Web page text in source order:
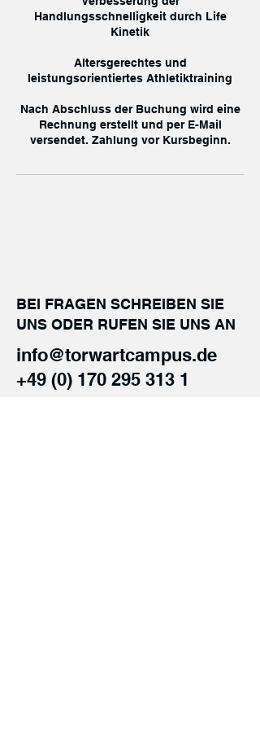
Handlungsschnelligkeit durch Life
Kinetik
Altersgerechtes und
leistungsorientiertes Athletiktraining
Nach Abschluss der Buchung wird eine
Rechnung erstellt und per E-Mail
versendet. Zahlung vor Kursbeginn.
BEI FRAGEN SCHREIBEN SIE
UNS ODER RUFEN SIE UNS AN
info@torwartcampus.de
+49 (0) 170 295 313 1